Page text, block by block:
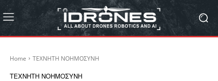
Home ΤΕΧΝΗΤΗ ΝΟΗΜΟΣΥΝΗ
ΤΕΧΝΗΤΗ ΝΟΗΜΟΣΥΝΗ